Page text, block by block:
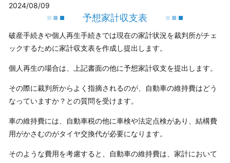
2024/08/09
予想家計収支表
破産手続きや個人再生手続きでは現在の家計状況を裁判所がチェ
ックするために家計収支表を作成し提出します。
個人再生の場合は、上記書面の他に予想家計収支を提出します。
その際に裁判所からよく指摘されるのが、自動車の維持費はどう
なっていますか？との質問を受けます。
車の維持費には、自動車税の他に車検や法定点検があり、結構費
用がかさむのがタイヤ交換代が必要になります。
そのような費用を考慮すると、自動車の維持費は、家計において